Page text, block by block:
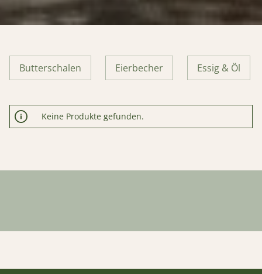
Butterschalen Eierbecher Essig & Öl
Keine Produkte gefunden.